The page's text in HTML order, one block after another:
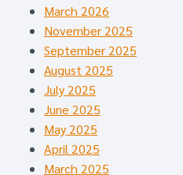
March 2026
November 2025
September 2025
August 2025
July 2025
June 2025
May 2025
April 2025
March 2025